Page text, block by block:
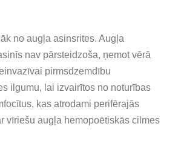
no augļa asinsrites. Augļa
nav pārsteidzoša, ņemot vērā
pirmsdzemdību
ilgumu, lai izvairītos no noturības
kas atrodami perifērajās
vīriešu augļa hemopoētiskās cilmes